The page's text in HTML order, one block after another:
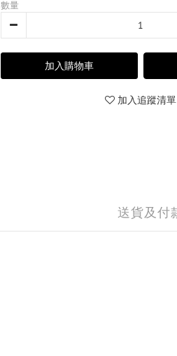
數量
加入購物車
加入追蹤清單
送貨及付